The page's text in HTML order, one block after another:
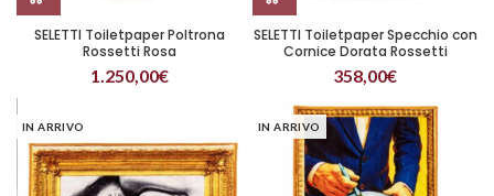
SELETTI Toiletpaper Poltrona
Rossetti Rosa
1.250,00€
SELETTI Toiletpaper Specchio con
Cornice Dorata Rossetti
358,00€
IN ARRIVO IN ARRIVO